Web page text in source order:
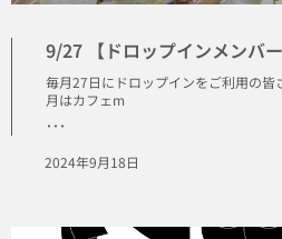
9/27 【ドロップインメンバ
毎月27日にドロップインをご利用の皆
月はカフェm
･･･
2024年9月18日